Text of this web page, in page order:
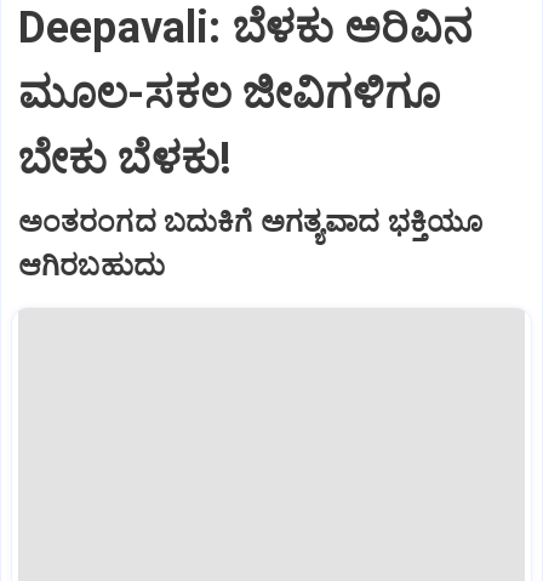
Deepavali: ಬೆಳಕು ಅರಿವಿನ
ಮೂಲ-ಸಕಲ ಜೀವಿಗಳಿಗೂ
ಬೇಕು ಬೆಳಕು!
ಅಂತರಂಗದ ಬದುಕಿಗೆ ಅಗತ್ಯವಾದ ಭಕ್ತಿಯೂ
ಆಗಿರಬಹುದು